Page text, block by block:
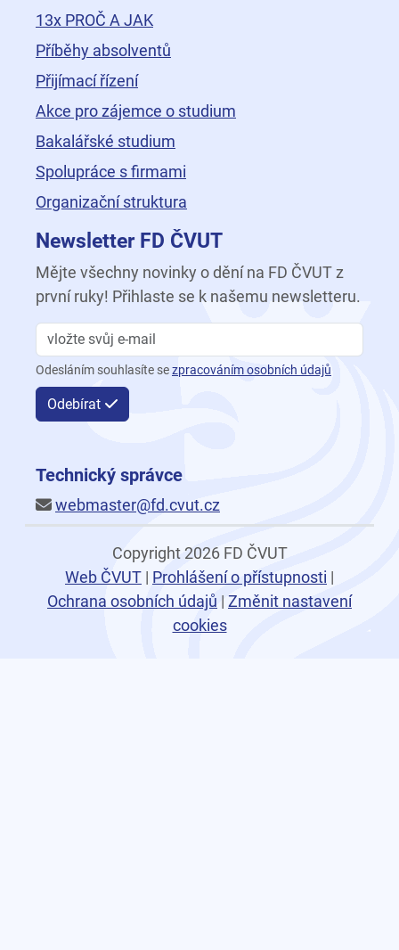
13x PROČ A JAK
Příběhy absolventů
Přijímací řízení
Akce pro zájemce o studium
Bakalářské studium
Spolupráce s firmami
Organizační struktura
Newsletter FD ČVUT
Mějte všechny novinky o dění na FD ČVUT z
první ruky! Přihlaste se k našemu newsletteru.
Odesláním souhlasíte sezpracováním osobních údajů
Odebírat
Technický správce
webmaster@fd.cvut.cz
Copyright 2026 FD ČVUT
Web ČVUT | Prohlášení o přístupnosti |
Ochrana osobních údajů | Změnit nastavení
cookies